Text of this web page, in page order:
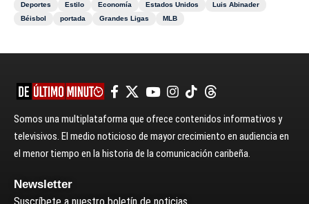
Deportes
Estilo Economía Estados Unidos
Luis Abinader
Béisbol
portada Grandes Ligas MLB
Somos una multiplataforma que ofrece contenidos informativos y
televisivos. El medio noticioso de mayor crecimiento en audiencia en
el menor tiempo en la historia de la comunicación caribeña.
Newsletter